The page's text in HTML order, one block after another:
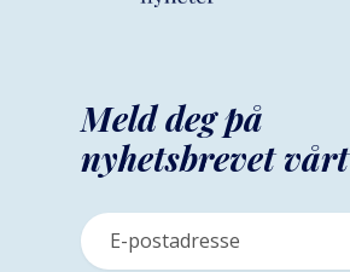
Meld deg på
nyhetsbrevet vårt